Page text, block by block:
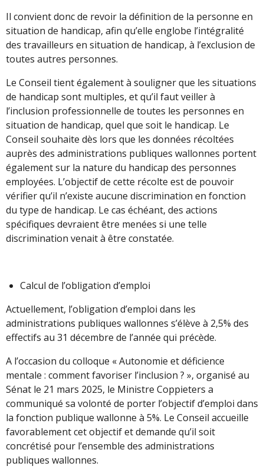
Il convient donc de revoir la définition de la personne en
situation de handicap, afin qu’elle englobe l’intégralité
des travailleurs en situation de handicap, à l’exclusion de
toutes autres personnes.
Le Conseil tient également à souligner que les situations
de handicap sont multiples, et qu’il faut veiller à
l’inclusion professionnelle de toutes les personnes en
situation de handicap, quel que soit le handicap. Le
Conseil souhaite dès lors que les données récoltées
auprès des administrations publiques wallonnes portent
également sur la nature du handicap des personnes
employées. L’objectif de cette récolte est de pouvoir
vérifier qu’il n’existe aucune discrimination en fonction
du type de handicap. Le cas échéant, des actions
spécifiques devraient être menées si une telle
discrimination venait à être constatée.
Calcul de l’obligation d’emploi
Actuellement, l’obligation d’emploi dans les
administrations publiques wallonnes s’élève à 2,5% des
effectifs au 31 décembre de l’année qui précède.
A l’occasion du colloque « Autonomie et déficience
mentale : comment favoriser l’inclusion ? », organisé au
Sénat le 21 mars 2025, le Ministre Coppieters a
communiqué sa volonté de porter l’objectif d’emploi dans
la fonction publique wallonne à 5%. Le Conseil accueille
favorablement cet objectif et demande qu’il soit
concrétisé pour l’ensemble des administrations
publiques wallonnes.